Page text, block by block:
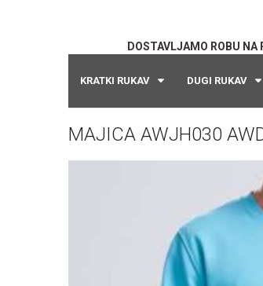
DOSTAVLJAMO ROBU NA
KRATKI RUKAV DUGI RUKAV
MAJICA AWJH030